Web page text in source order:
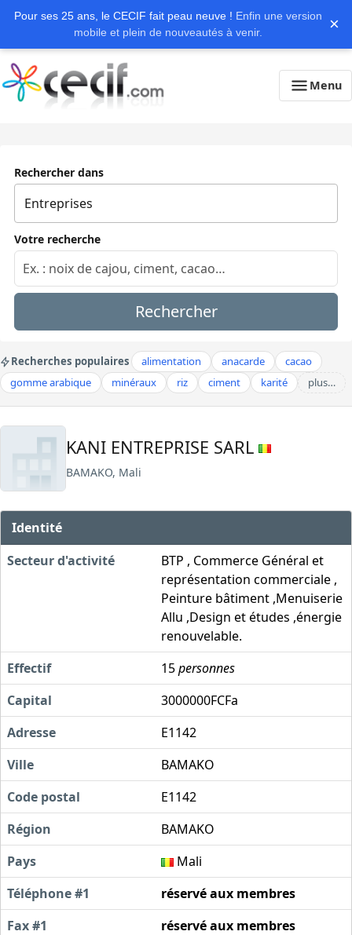
Pour ses 25 ans, le CECIF fait peau neuve ! Enfin une version
mobile et plein de nouveautés à venir.
×
Menu
Rechercher dans
Votre recherche
Rechercher
Recherches populaires alimentation anacarde
cacao
gomme arabique
minéraux riz ciment karité plus…
KANI ENTREPRISE SARL
BAMAKO, Mali
Identité
Secteur d'activité
BTP , Commerce Général et
représentation commerciale ,
Peinture bâtiment ,Menuiserie
Allu ,Design et études ,énergie
renouvelable.
Effectif
15personnes
Capital
3000000FCFa
Adresse
E1142
Ville
BAMAKO
Code postal
E1142
Région
BAMAKO
Pays
Mali
Téléphone #1
réservé aux membres
Fax #1
réservé aux membres